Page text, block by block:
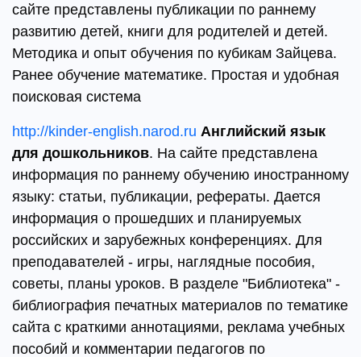
сайте представлены публикации по раннему
развитию детей, книги для родителей и детей.
Методика и опыт обучения по кубикам Зайцева.
Ранее обучение математике. Простая и удобная
поисковая система
http://kinder-english.narod.ru Английский язык
для дошкольников. На сайте представлена
информация по раннему обучению иностранному
языку: статьи, публикации, рефераты. Дается
информация о прошедших и планируемых
российских и зарубежных конференциях. Для
преподавателей - игры, наглядные пособия,
советы, планы уроков. В разделе "Библиотека" -
библиография печатных материалов по тематике
сайта с краткими аннотациями, реклама учебных
пособий и комментарии педагогов по